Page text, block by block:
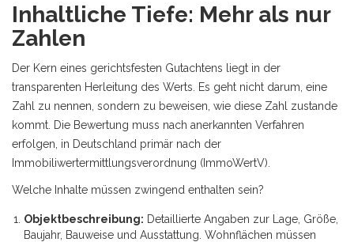
Inhaltliche Tiefe: Mehr als nur
Zahlen
Der Kern eines gerichtsfesten Gutachtens liegt in der
transparenten Herleitung des Werts. Es geht nicht darum, eine
Zahl zu nennen, sondern zu beweisen, wie diese Zahl zustande
kommt. Die Bewertung muss nach anerkannten Verfahren
erfolgen, in Deutschland primär nach der
Immobiliwertermittlungsverordnung (ImmoWertV)
Welche Inhalte müssen zwingend enthalten sein?
Objektbeschreibung: Detaillierte Angaben zur Lage, Größe,
Baujahr, Bauweise und Ausstattung. Wohnflächen müssen